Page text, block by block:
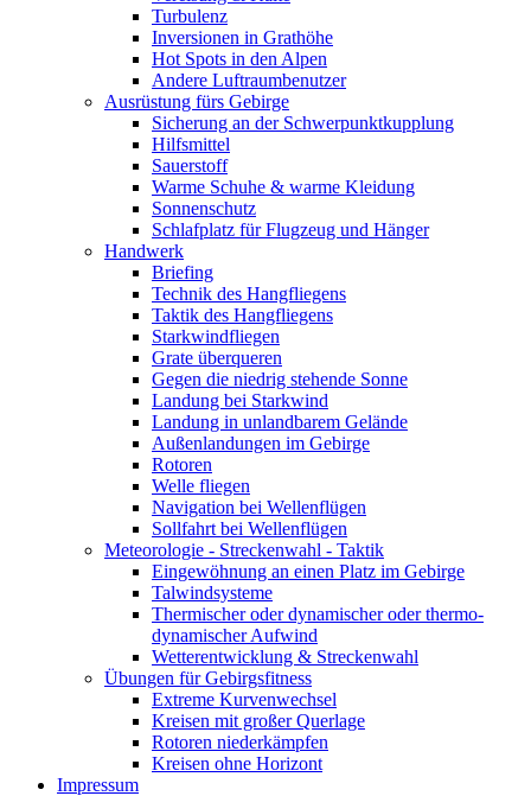
Turbulenz
Inversionen in Grathöhe
Hot Spots in den Alpen
Andere Luftraumbenutzer
Ausrüstung fürs Gebirge
Sicherung an der Schwerpunktkupplung
Hilfsmittel
Sauerstoff
Warme Schuhe & warme Kleidung
Sonnenschutz
Schlafplatz für Flugzeug und Hänger
Handwerk
Briefing
Technik des Hangfliegens
Taktik des Hangfliegens
Starkwindfliegen
Grate überqueren
Gegen die niedrig stehende Sonne
Landung bei Starkwind
Landung in unlandbarem Gelände
Außenlandungen im Gebirge
Rotoren
Welle fliegen
Navigation bei Wellenflügen
Sollfahrt bei Wellenflügen
Meteorologie - Streckenwahl - Taktik
Eingewöhnung an einen Platz im Gebirge
Talwindsysteme
Thermischer oder dynamischer oder thermo-
dynamischer Aufwind
Wetterentwicklung & Streckenwahl
Übungen für Gebirgsfitness
Extreme Kurvenwechsel
Kreisen mit großer Querlage
Rotoren niederkämpfen
Kreisen ohne Horizont
Impressum